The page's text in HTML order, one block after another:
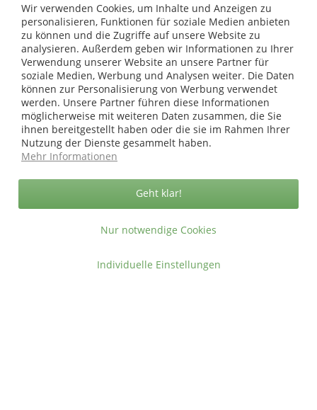
* bei Paketversand. Alle Preise inkl. gesetzl. Mehrwertsteuer zzgl.
Versandkosten.
Copyright © afp marketing gmbh - Alle Rechte vorbehalten
Sicher zahlen in unserem Onlineshop
Wir verwenden Cookies, um Inhalte und Anzeigen zu
personalisieren, Funktionen für soziale Medien anbieten
zu können und die Zugriffe auf unsere Website zu
analysieren. Außerdem geben wir Informationen zu Ihrer
Verwendung unserer Website an unsere Partner für
soziale Medien, Werbung und Analysen weiter. Die Daten
können zur Personalisierung von Werbung verwendet
werden. Unsere Partner führen diese Informationen
möglicherweise mit weiteren Daten zusammen, die Sie
ihnen bereitgestellt haben oder die sie im Rahmen Ihrer
Nutzung der Dienste gesammelt haben.
Mehr Informationen
Nur notwendige Cookies
Geht klar!
Individuelle Einstellungen